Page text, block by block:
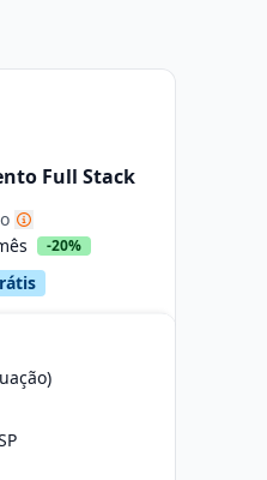
Full Stack
-20%